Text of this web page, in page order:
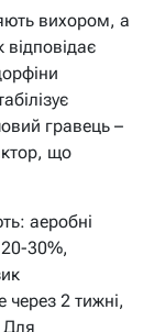
вихором, а
гравець –
що
аеробні
30%,
2 тижні,
Для